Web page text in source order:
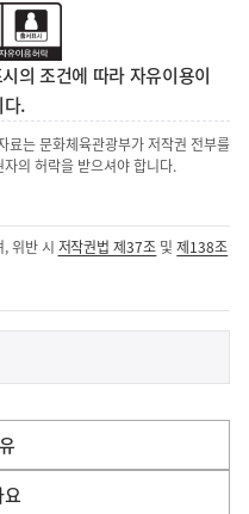
의 조건에 따라 자유이용이
.
료는 문화체육관광부가 저작권 전부를
의 허락을 받으셔야 합니다.
위반 시 저작권법 제37조 및제138조